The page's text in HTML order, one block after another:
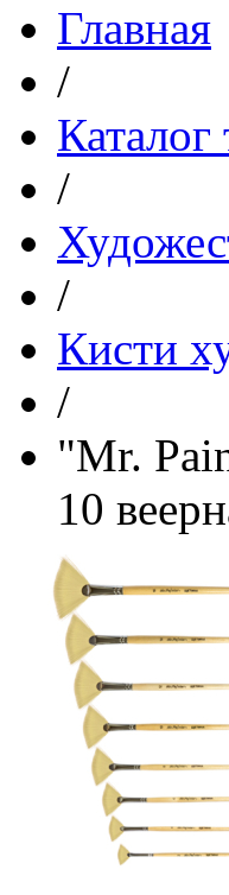
Главная
/
Каталог
/
/
Кисти
/
"Mr.
10